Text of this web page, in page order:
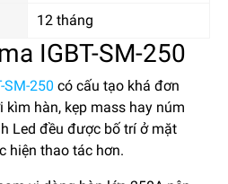
12 tháng
IGBT-SM-250
SM-250 có cấu tạo khá đơn
kìm hàn, kẹp mass hay núm
Led đều được bố trí ở mặt
hiện thao tác hơn.